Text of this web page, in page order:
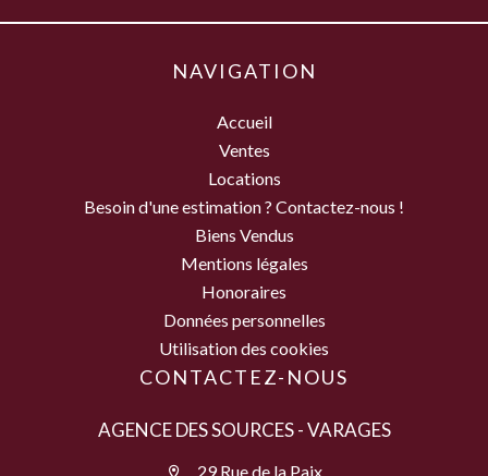
NAVIGATION
Accueil
Ventes
Locations
Besoin d'une estimation ? Contactez-nous !
Biens Vendus
Mentions légales
Honoraires
Données personnelles
Utilisation des cookies
CONTACTEZ-NOUS
AGENCE DES SOURCES - VARAGES
29 Rue de la Paix